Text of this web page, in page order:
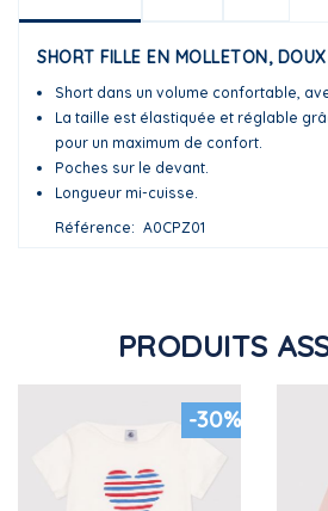
SHORT FILLE EN MOLLETON,
Short dans un volume confortable,
La taille est élastiquée et réglable
pour un maximum de confort.
Poches sur le devant.
Longueur mi-cuisse.
Référence
A0CPZ01
PRODUITS
-30%